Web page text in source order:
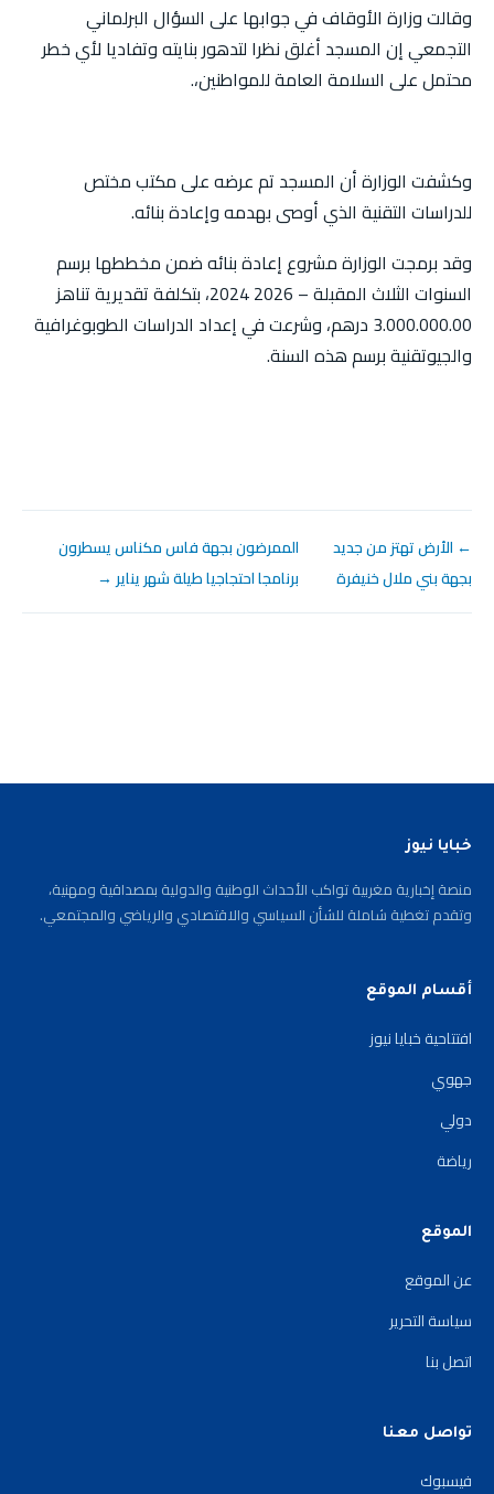
وقالت وزارة الأوقاف في جوابها على السؤال البرلماني
التجمعي إن المسجد أغلق نظرا لتدهور بنايته وتفاديا لأي خطر
محتمل على السلامة العامة للمواطنين،.
وكشفت الوزارة أن المسجد تم عرضه على مكتب مختص
للدراسات التقنية الذي أوصى بهدمه وإعادة بنائه.
وقد برمجت الوزارة مشروع إعادة بنائه ضمن مخططها برسم
السنوات الثلاث المقبلة – 2026 2024، بتكلفة تقديرية تناهز
3.000.000.00 درهم، وشرعت في إعداد الدراسات الطوبوغرافية
والجيوتقنية برسم هذه السنة.
← الأرض تهتز من جديد
بجهة بني ملال خنيفرة
الممرضون بجهة فاس مكناس يسطرون
برنامجا احتجاجيا طيلة شهر يناير →
خبايا نيوز
منصة إخبارية مغربية تواكب الأحداث الوطنية والدولية بمصداقية ومهنية،
وتقدم تغطية شاملة للشأن السياسي والاقتصادي والرياضي والمجتمعي.
أقسام الموقع
افتتاحية خبايا نيوز
جهوي
دولي
رياضة
الموقع
عن الموقع
سياسة التحرير
اتصل بنا
تواصل معنا
فيسبوك